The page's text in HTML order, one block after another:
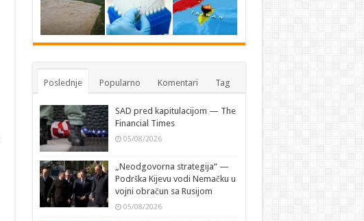
Poslednje Popularno Komentari Tag
SAD pred kapitulacijom — The
Financial Times
05/08/2026
„Neodgovorna strategija“ —
Podrška Kijevu vodi Nemačku u
vojni obračun sa Rusijom
05/08/2026